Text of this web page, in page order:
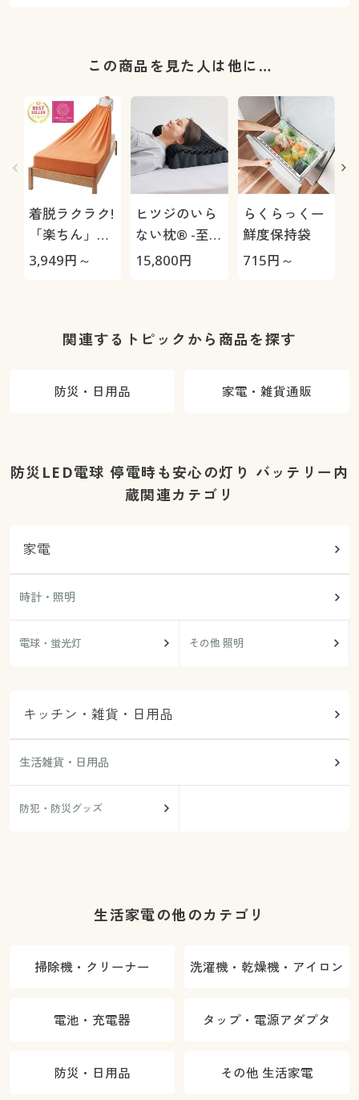
この商品を見た人は他に…
着脱ラクラク!
「楽ちん」の
びのびタオル
3,949円～
ヒツジのいら
ない枕® -至
極-
15,800円
らくらっくー
鮮度保持袋
715円～
関連するトピックから商品を探す
防災・日用品 家電・雑貨通販
防災LED電球 停電時も安心の灯り バッテリー内
蔵関連カテゴリ
家電
時計・照明
電球・蛍光灯 その他 照明
キッチン・雑貨・日用品
生活雑貨・日用品
防犯・防災グッズ
生活家電の他のカテゴリ
掃除機・クリーナー 洗濯機・乾燥機・アイロン
電池・充電器 タップ・電源アダプタ
防災・日用品 その他 生活家電